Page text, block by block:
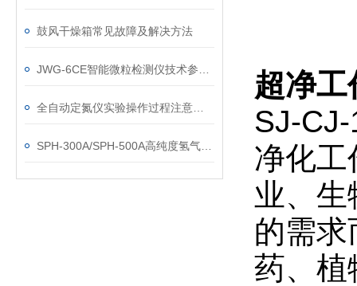
鼓风干燥箱常见故障及解决方法
超净
SJ-
净化工
业、
的需
药、植